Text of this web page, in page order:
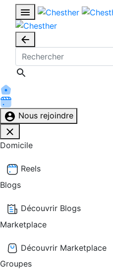
Nous rejoindre
Domicile
Reels
Blogs
Découvrir Blogs
Marketplace
Découvrir Marketplace
Groupes